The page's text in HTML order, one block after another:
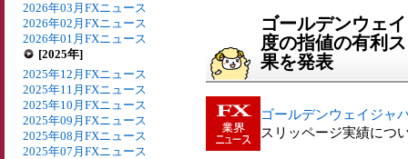
2026年03月FXニュース
2026年02月FXニュース
2026年01月FXニュース
[2025年]
2025年12月FXニュース
2025年11月FXニュース
2025年10月FXニュース
2025年09月FXニュース
2025年08月FXニュース
2025年07月FXニュース
ゴールデンウェ
度の指値の有利
果を発表
ゴールデンウェイジャ
スリッページ実績につ